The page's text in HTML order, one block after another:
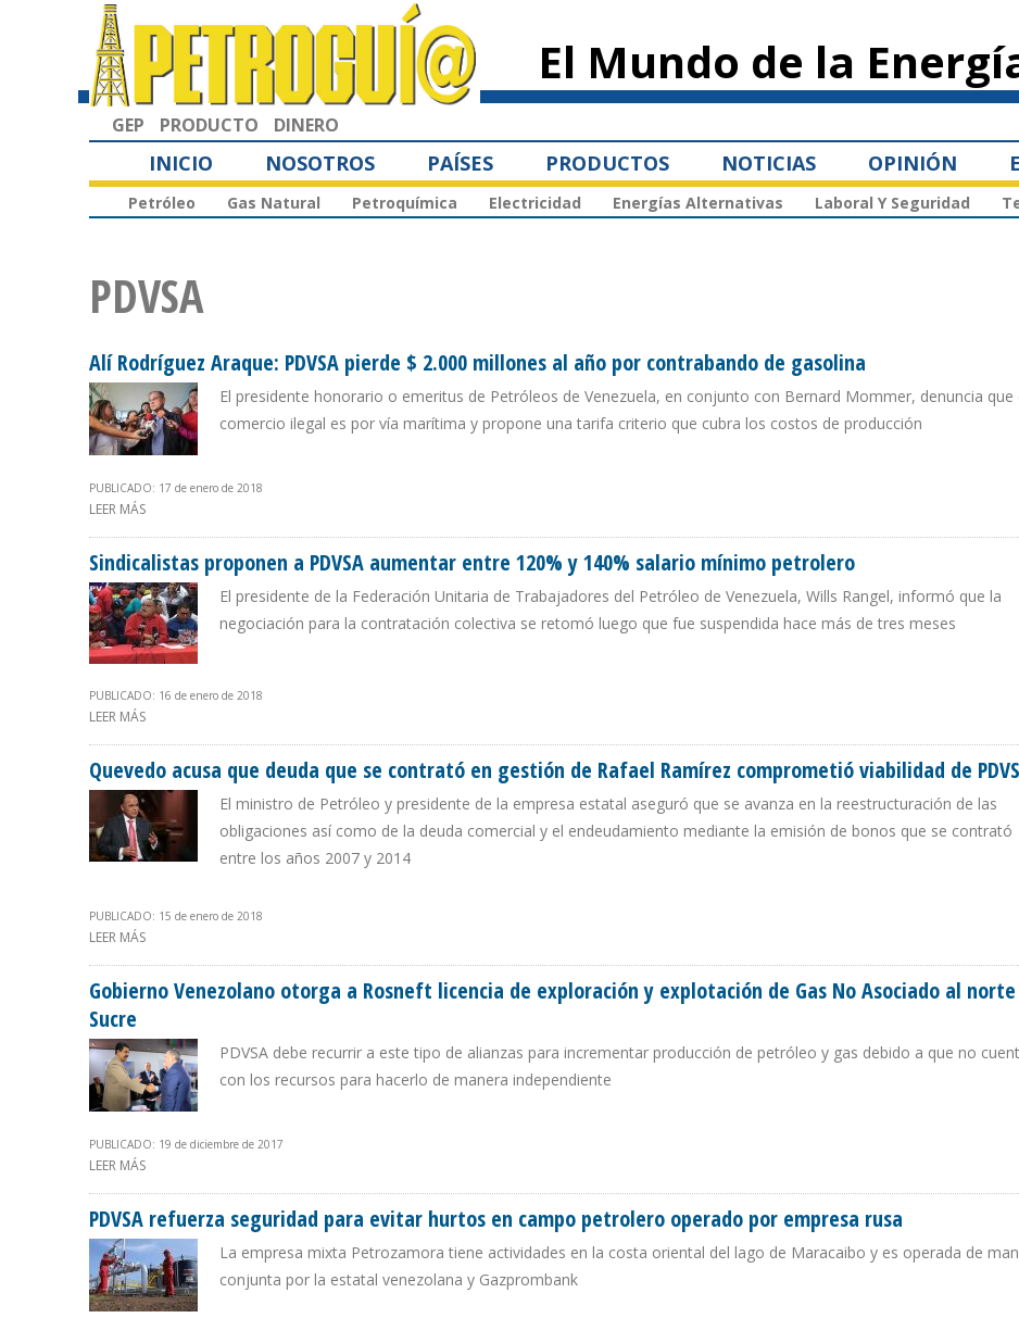
principal
El Mundo de la
GEP PRODUCTO DINERO
INICIO NOSOTROS PAÍSES PRODUCTOS NOTICIAS OPINIÓN
Petróleo Gas Natural Petroquímica Electricidad Energías Alternativas Laboral Y Seguridad
PDVSA
Alí Rodríguez Araque: PDVSA pierde $ 2.000 millones al año por contrabando de gasolina
El presidente honorario o emeritus de Petróleos de Venezuela, en conjunto con Bernard Mommer, denuncia que
comercio ilegal es por vía marítima y propone una tarifa criterio que cubra los costos de producción
PUBLICADO: 17 de enero de 2018
LEER MÁS
Sindicalistas proponen a PDVSA aumentar entre 120% y 140% salario mínimo petrolero
El presidente de la Federación Unitaria de Trabajadores del Petróleo de Venezuela, Wills Rangel, informó que la
negociación para la contratación colectiva se retomó luego que fue suspendida hace más de tres meses
PUBLICADO: 16 de enero de 2018
LEER MÁS
Quevedo acusa que deuda que se contrató en gestión de Rafael Ramírez comprometió viabilidad de
El ministro de Petróleo y presidente de la empresa estatal aseguró que se avanza en la reestructuración de las
obligaciones así como de la deuda comercial y el endeudamiento mediante la emisión de bonos que se contrató
entre los años 2007 y 2014
PUBLICADO: 15 de enero de 2018
LEER MÁS
Gobierno Venezolano otorga a Rosneft licencia de exploración y explotación de Gas No Asociado al
Sucre
PDVSA debe recurrir a este tipo de alianzas para incrementar producción de petróleo y gas debido a que no
con los recursos para hacerlo de manera independiente
PUBLICADO: 19 de diciembre de 2017
LEER MÁS
PDVSA refuerza seguridad para evitar hurtos en campo petrolero operado por empresa rusa
La empresa mixta Petrozamora tiene actividades en la costa oriental del lago de Maracaibo y es operada de
conjunta por la estatal venezolana y Gazprombank